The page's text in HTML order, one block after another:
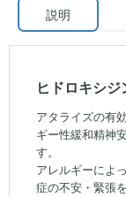
説明
ヒドロキシ
アタライズの有
ギー性緩和精神
す。
アレルギーによ
症の不安・緊張